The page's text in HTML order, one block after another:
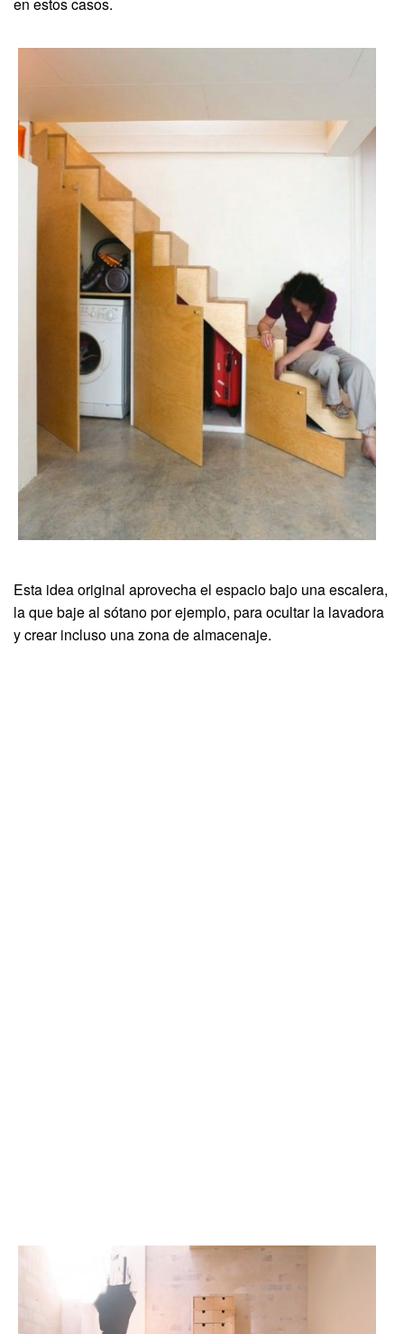
Esta idea original aprovecha el espacio bajo una escalera,
la que baje al sótano por ejemplo, para ocultar la lavadora
y crear incluso una zona de almacenaje.